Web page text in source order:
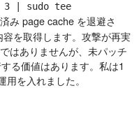
3 | sudo tee
み page cache を退避さ
を取得します。攻撃が再実
はありませんが、未パッチ
る価値はあります。私は1
を入れました。